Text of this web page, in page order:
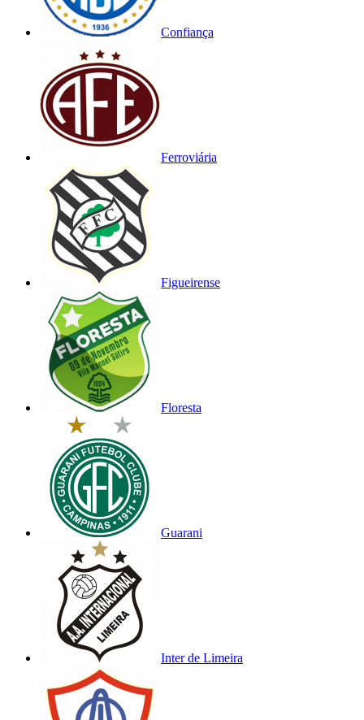
Confiança
Ferroviária
Figueirense
Floresta
Guarani
Inter de Limeira